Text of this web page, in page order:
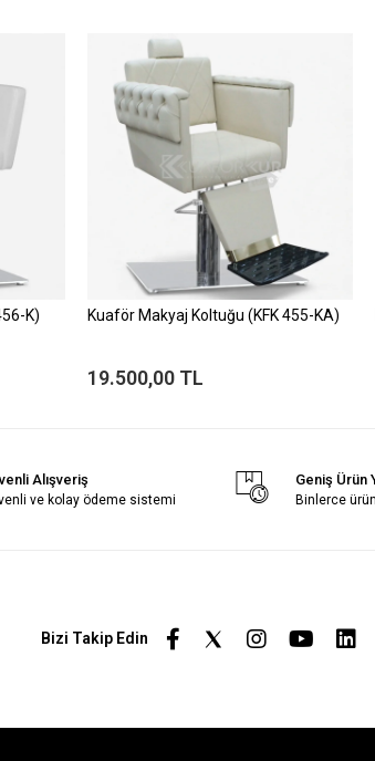
K) Kuaför Makyaj Koltuğu (KFK 455-KA)
19.500,00 TL
Alışveriş
ve kolay ödeme sistemi
Geniş Ürün
Binlerce
Bizi Takip Edin